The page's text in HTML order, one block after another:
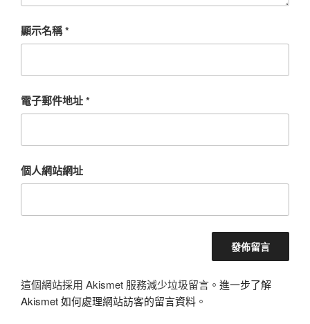
顯示名稱*
電子郵件地址*
個人網站網址
這個網站採用 Akismet 服務減少垃圾留言。 進一步了解
Akismet 如何處理網站訪客的留言資料 。